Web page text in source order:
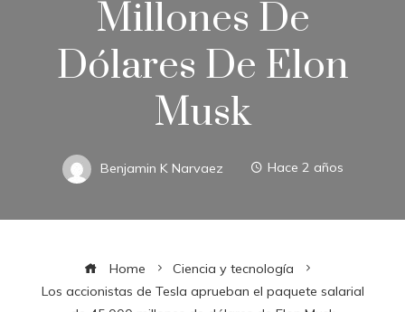
Millones De
Dólares De Elon
Musk
Benjamin K Narvaez Hace 2 años
Home
Ciencia y tecnología
Los accionistas de Tesla aprueban el paquete salarial